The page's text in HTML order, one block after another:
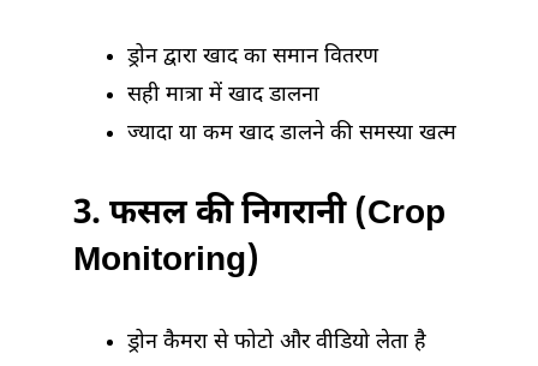
ड्रोन द्वारा खाद का समान वितरण
सही मात्रा में खाद डालना
ज्यादा या कम खाद डालने की समस्या खत्म
3. फसल की निगरानी (Crop
Monitoring)
ड्रोन कैमरा से फोटो और वीडियो लेता है